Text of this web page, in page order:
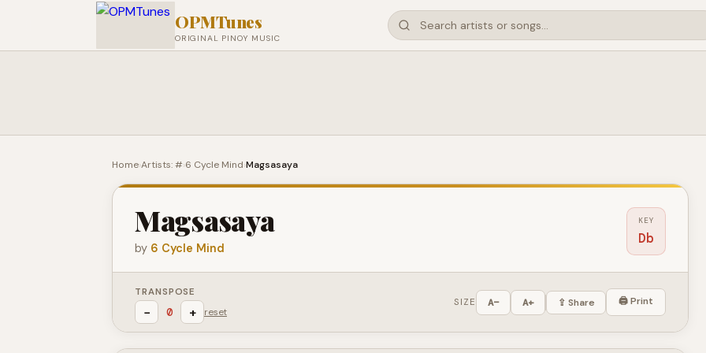
OPMTunes
ORIGINAL PINOY MUSIC
Home›Artists: #›6 Cycle Mind›Magsasaya
Magsasaya
by 6 Cycle Mind
KEY
Db
TRANSPOSE
− 0 + reset
SIZE A− A+ ⇪ Share 🖨 Print